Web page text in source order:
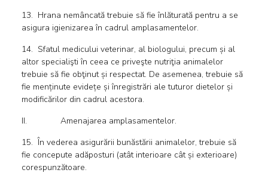
13. Hrana nemâncată trebuie să fie înlăturată pentru a se
asigura igienizarea în cadrul amplasamentelor.
14. Sfatul medicului veterinar, al biologului, precum și al
altor specialişti în ceea ce priveşte nutriţia animalelor
trebuie să fie obţinut și respectat. De asemenea, trebuie să
fie menținute evidețe și înregistrări ale tuturor dietelor și
modificărilor din cadrul acestora.
II. Amenajarea amplasamentelor.
15. În vederea asigurării bunăstării animalelor, trebuie să
fie concepute adăposturi (atât interioare cât și exterioare)
corespunzătoare.